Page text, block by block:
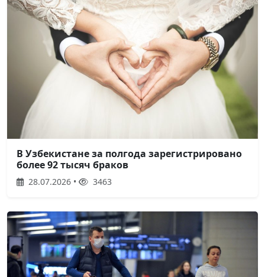
В Узбекистане за полгода зарегистрировано
более 92 тысяч браков
28.07.2026 • 3463